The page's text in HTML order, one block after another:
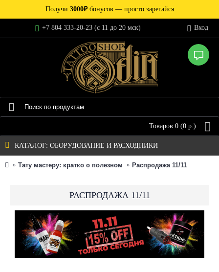
Получи 3000₽бонусов — просто зарегайся
+7 804 333-20-23 (c 11 до 20 мск) Вход
Товаров 0 (0 р.)
КАТАЛОГ: ОБОРУДОВАНИЕ И РАСХОДНИКИ
Тату мастеру: кратко о полезном Распродажа 11/11
РАСПРОДАЖА 11/11